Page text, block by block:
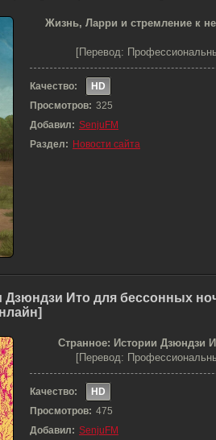
Жизнь, Ларри и стремление к
[Перевод:
Качество:
HD
Просмотров: 325
Добавил: SenjuFM
Раздел: Новости сайта
Ито для бессонных
Странное: Истории Дзюндзи
[Перевод:
Качество:
HD
Просмотров: 475
Добавил: SenjuFM